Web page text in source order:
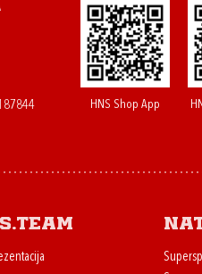
HNS Shop App